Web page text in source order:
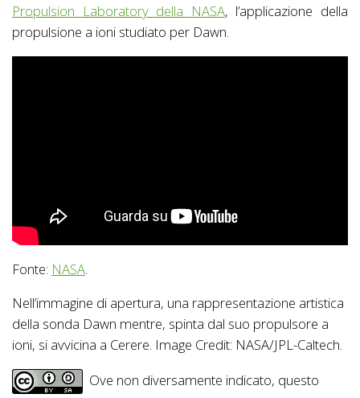
Propulsion Laboratory della NASA, l’applicazione della
propulsione a ioni studiato per Dawn.
Fonte: NASA
Nell’immagine di apertura, una rappresentazione artistica
della sonda Dawn mentre, spinta dal suo propulsore a
ioni, si avvicina a Cerere. Image Credit: NASA/JPL-Caltech.
Ove non diversamente indicato, questo